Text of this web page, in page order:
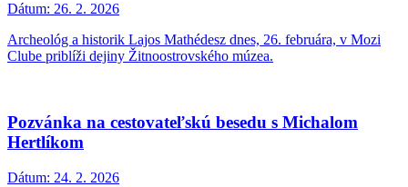
Dátum: 26. 2. 2026
Archeológ a historik Lajos Mathédesz dnes, 26. februára, v Mozi
Clube priblíži dejiny Žitnoostrovského múzea.
Pozvánka na cestovateľskú besedu s Michalom
Hertlíkom
Dátum: 24. 2. 2026